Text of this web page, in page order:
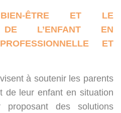
ÊTRE ET LE
DE L’ENFANT EN
ET
à soutenir les parents
de leur enfant en situation
des solutions